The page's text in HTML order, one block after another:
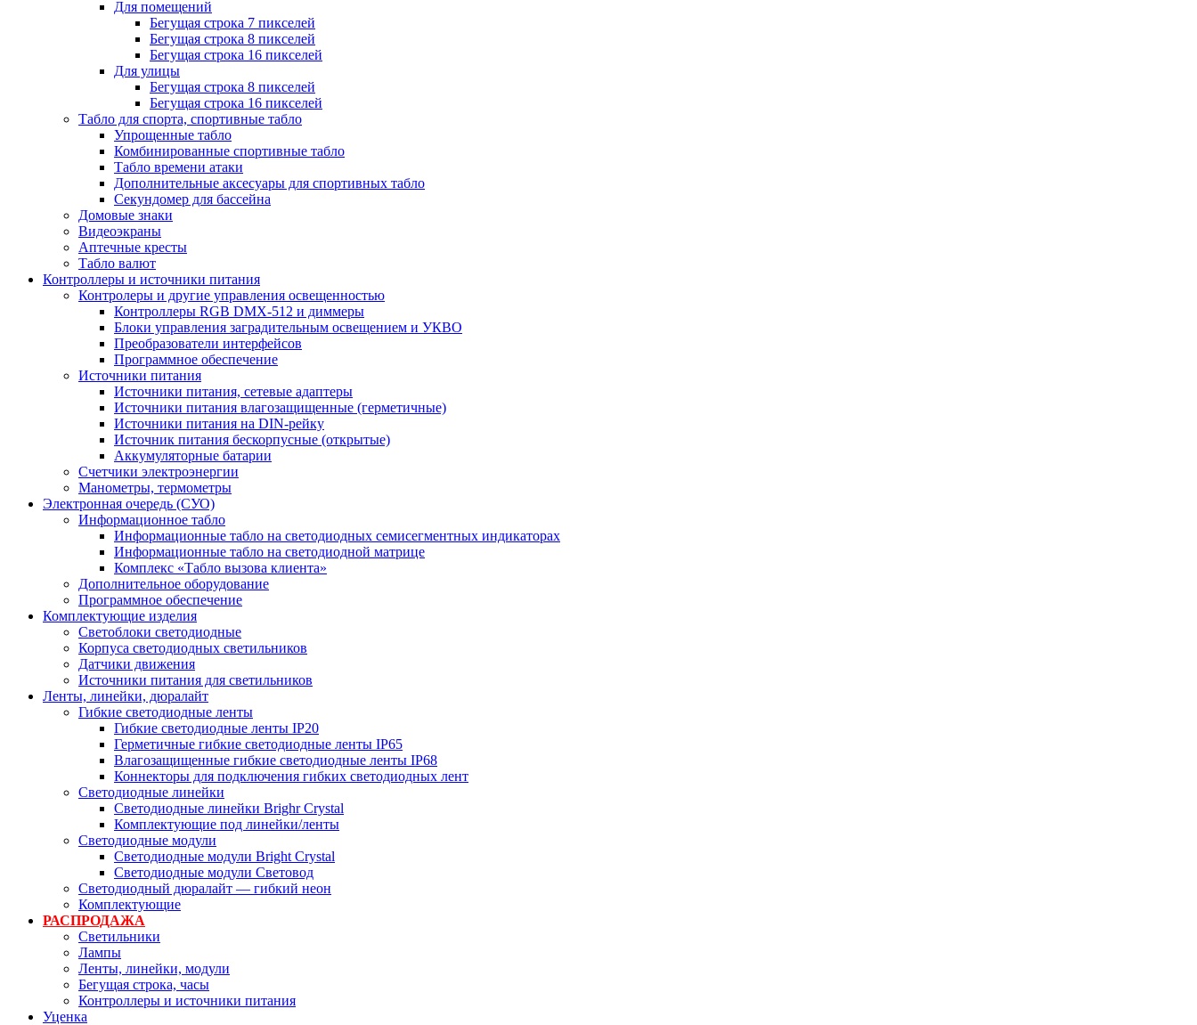
Для помещений
Бегущая строка 7 пикселей
Бегущая строка 8 пикселей
Бегущая строка 16 пикселей
Для улицы
Бегущая строка 8 пикселей
Бегущая строка 16 пикселей
Табло для спорта, спортивные табло
Упрощенные табло
Комбинированные спортивные табло
Табло времени атаки
Дополнительные аксесуары для спортивных табло
Секундомер для бассейна
Домовые знаки
Видеоэкраны
Аптечные кресты
Табло валют
Контроллеры и источники питания
Контролеры и другие управления освещенностью
Контроллеры RGB DMX-512 и диммеры
Блоки управления заградительным освещением и УКВО
Преобразователи интерфейсов
Программное обеспечение
Источники питания
Источники питания, сетевые адаптеры
Источники питания влагозащищенные (герметичные)
Источники питания на DIN-рейку
Источник питания бескорпусные (открытые)
Аккумуляторные батарии
Счетчики электроэнергии
Манометры, термометры
Электронная очередь (СУО)
Информационное табло
Информационные табло на светодиодных семисегментных индикаторах
Информационные табло на светодиодной матрице
Комплекс «Табло вызова клиента»
Дополнительное оборудование
Программное обеспечение
Комплектующие изделия
Светоблоки светодиодные
Корпуса светодиодных светильников
Датчики движения
Источники питания для светильников
Ленты, линейки, дюралайт
Гибкие светодиодные ленты
Гибкие светодиодные ленты IP20
Герметичные гибкие светодиодные ленты IP65
Влагозащищенные гибкие светодиодные ленты IP68
Коннекторы для подключения гибких светодиодных лент
Светодиодные линейки
Светодиодные линейки Brighr Crystal
Комплектующие под линейки/ленты
Светодиодные модули
Светодиодные модули Bright Crystal
Светодиодные модули Световод
Светодиодный дюралайт — гибкий неон
Комплектующие
РАСПРОДАЖА
Светильники
Лампы
Ленты, линейки, модули
Бегущая строка, часы
Контроллеры и источники питания
Уценка